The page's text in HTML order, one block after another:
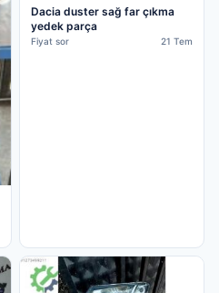
Dacia duster sağ far çıkma
yedek parça
Fiyat sor 21 Tem